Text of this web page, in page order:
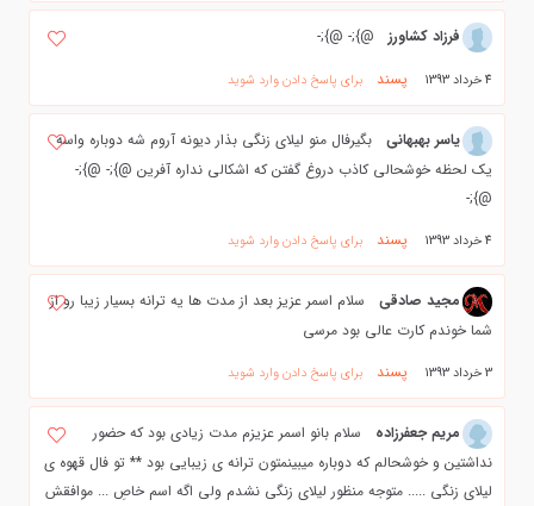
فرزاد كشاورز @};- @};-
4 خرداد 1393 پسند برای پاسخ دادن وارد شوید
یاسر بهبهانی
بگیرفال منو لیلای زنگی بذار دیونه آروم شه دوباره واسه
یک لحظه خوشحالی کاذب دروغ گفتن که اشکالی نداره آفرین @};- @};-
@};-
4 خرداد 1393 پسند برای پاسخ دادن وارد شوید
مجید صادقی
سلام اسمر عزيز بعد از مدت ها يه ترانه بسيار زيبا رو از
شما خوندم كارت عالي بود مرسي
3 خرداد 1393 پسند برای پاسخ دادن وارد شوید
مریم جعفرزاده
سلام بانو اسمر عزیزم مدت زیادی بود که حضور
نداشتین و خوشحالم که دوباره میبینمتون ترانه ی زیبایی بود ** تو فال قهوه ی
لیلای زنگی ..... متوجه منظور لیلای زنگی نشدم ولی اگه اسم خاصِ ... موافقش